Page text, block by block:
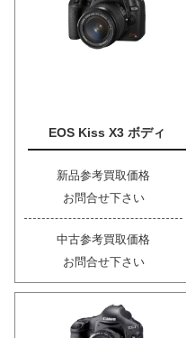
EOS Kiss X3 ボディ
新品参考買取価格
お問合せ下さい
中古参考買取価格
お問合せ下さい